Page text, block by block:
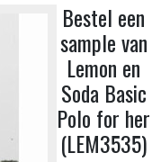
Bestel een
sample van
Lemon en
Soda Basic
Polo for her
(LEM3535)